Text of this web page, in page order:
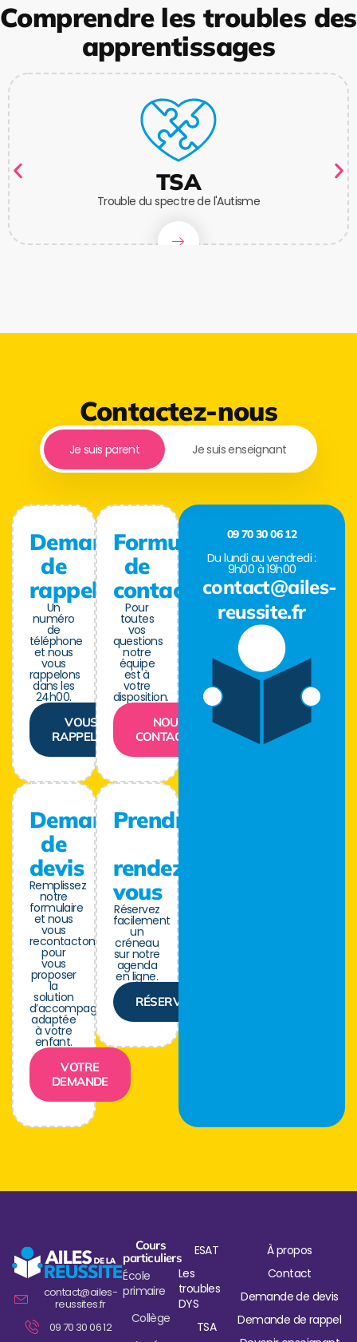
Comprendre les troubles des
apprentissages
TSA
Trouble du spectre de l'Autisme
Contactez-nous
Je suis parent Je suis enseignant
Demande
de
rappel
Un
numéro
de
téléphone
et nous
vous
rappelons
dans les
24h00.
VOUS
RAPPELER
Demande
de
devis
Remplissez
notre
formulaire
et nous
vous
recontactons
pour
vous
proposer
la
solution
d’accompagnement
adaptée
à votre
enfant.
VOTRE
DEMANDE
Formulaire
de
contact
Pour
toutes
vos
questions
notre
équipe
est à
votre
disposition.
NOUS
CONTACTER
Prendre
rendez-
vous
Réservez
facilement
un
créneau
sur notre
agenda
en ligne.
RÉSERVER
09 70 30 06 12
Du lundi au vendredi :
9h00 à 19h00
contact@ailes-
reussite.fr
contact@ailes-
reussites.fr
09 70 30 06 12
Cours
particuliers
École
primaire
Collège
ESAT
Les
troubles
DYS
TSA
À propos
Contact
Demande de devis
Demande de rappel